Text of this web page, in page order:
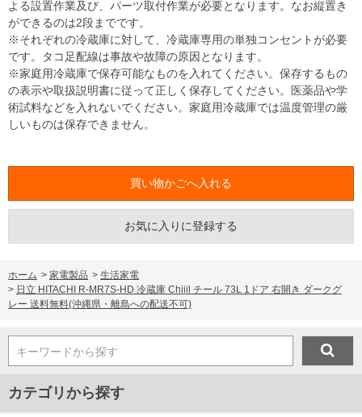
よる設置作業及び、パーツ取付作業が必要となります。なお縦置き
ができるのは2段までです。
※それぞれの冷蔵庫に対して、冷蔵庫専用の単独コンセントが必要
です。タコ足配線は事故や故障の原因となります。
※家庭用冷蔵庫で保存可能なものを入れてください。保存するもの
の表示や取扱説明書に従って正しく保存してください。医薬品や学
術試料などを入れないでください。家庭用冷蔵庫では温度管理の厳
しいものは保存できません。
お気に入りに登録する
ホーム > 家電製品 > 生活家電
> 日立 HITACHI R-MR7S-HD 冷蔵庫 Chiiil チール 73L 1ドア 右開き ダークグ
レー 送料無料(沖縄県・離島への配送不可)
キーワードから探す
カテゴリから探す